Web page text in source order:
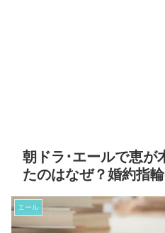
朝ドラ･エールで恵が
たのはなぜ？婚約指
エール